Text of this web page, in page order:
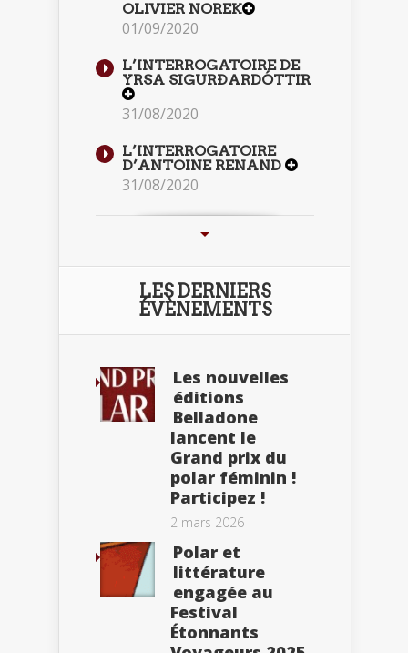
OLIVIER NOREK
01/09/2020
L’INTERROGATOIRE DE
YRSA SIGURÐARDÓTTIR
31/08/2020
L’INTERROGATOIRE
D’ANTOINE RENAND
31/08/2020
LES DERNIERS
ÉVÈNEMENTS
Les nouvelles
éditions
Belladone
lancent le
Grand prix du
polar féminin !
Participez !
2 mars 2026
Polar et
littérature
engagée au
Festival
Étonnants